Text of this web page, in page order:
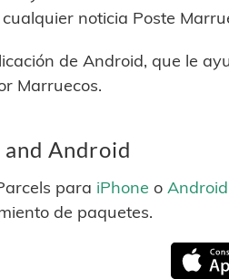
noticia Poste
de Android, que le
Marruecos.
and Android
para iPhone o Android
de paquetes.